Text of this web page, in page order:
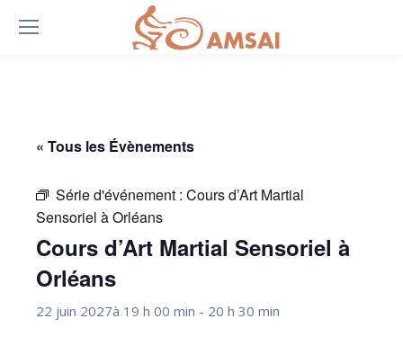
« Tous les Évènements
Série d'événement : Cours d’Art Martial
Sensoriel à Orléans
Cours d’Art Martial Sensoriel à
Orléans
22 juin 2027à 19 h 00 min - 20 h 30 min